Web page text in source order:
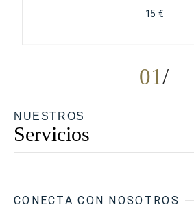
01
15 €
NUESTROS
Servicios
CONECTA CON NOSOTROS